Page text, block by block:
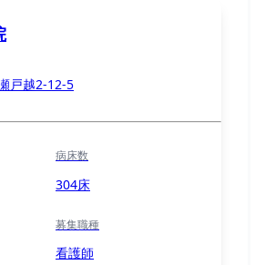
戸越2-12-5
病床数
304床
募集職種
看護師